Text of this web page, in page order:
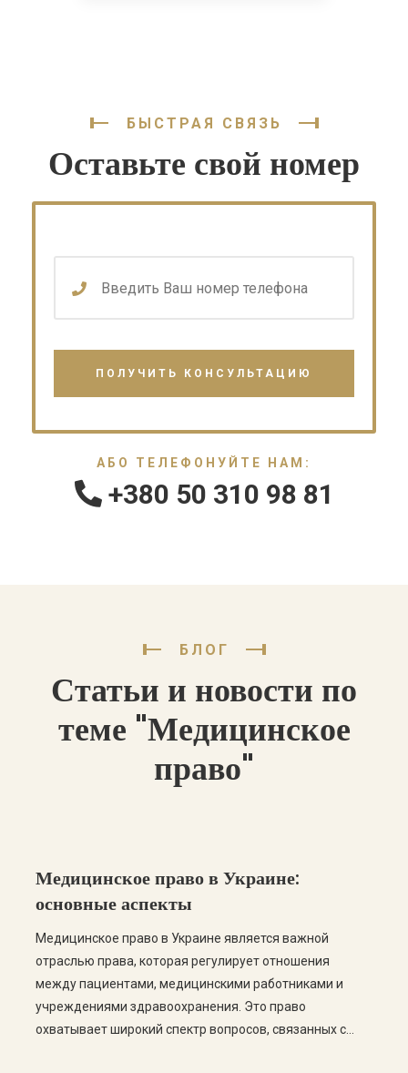
БЫСТРАЯ СВЯЗЬ
Оставьте свой номер
АБО ТЕЛЕФОНУЙТЕ НАМ:
+380 50 310 98 81
БЛОГ
Статьи и новости по
теме "Медицинское
право"
Медицинское право в Украине:
основные аспекты
Медицинское право в Украине является важной
отраслью права, которая регулирует отношения
между пациентами, медицинскими работниками и
учреждениями здравоохранения. Это право
охватывает широкий спектр вопросов, связанных с